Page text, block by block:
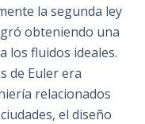
la segunda ley
obteniendo una
los fluidos ideales.
de Euler era
relacionados
el diseño